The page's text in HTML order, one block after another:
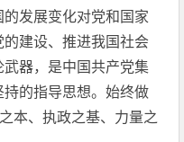
发展变化对党和国家
建设、推进我国社会
器，是中国共产党集
的指导思想。始终做
本、执政之基、力量之